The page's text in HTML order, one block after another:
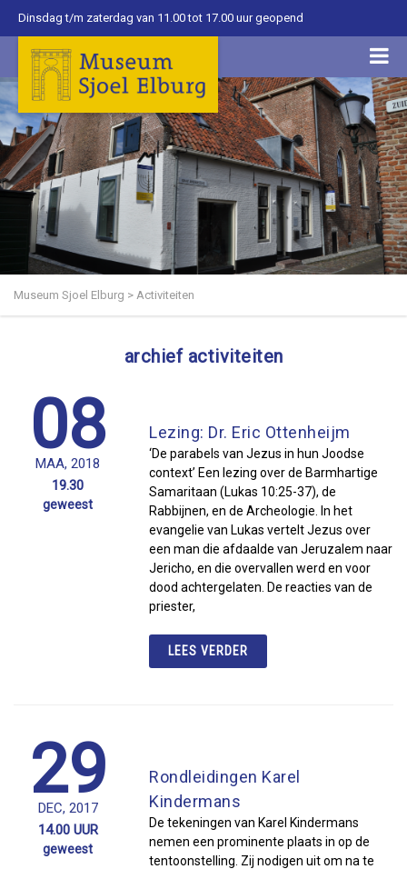
Dinsdag t/m zaterdag van 11.00 tot 17.00 uur geopend
Museum Sjoel Elburg > Activiteiten
archief activiteiten
08
MAA, 2018
19.30
geweest
Lezing: Dr. Eric Ottenheijm
‘De parabels van Jezus in hun Joodse
context’ Een lezing over de Barmhartige
Samaritaan (Lukas 10:25-37), de
Rabbijnen, en de Archeologie. In het
evangelie van Lukas vertelt Jezus over
een man die afdaalde van Jeruzalem naar
Jericho, en die overvallen werd en voor
dood achtergelaten. De reacties van de
priester,
LEES VERDER
29
DEC, 2017
14.00 UUR
geweest
Rondleidingen Karel
Kindermans
De tekeningen van Karel Kindermans
nemen een prominente plaats in op de
tentoonstelling. Zij nodigen uit om na te